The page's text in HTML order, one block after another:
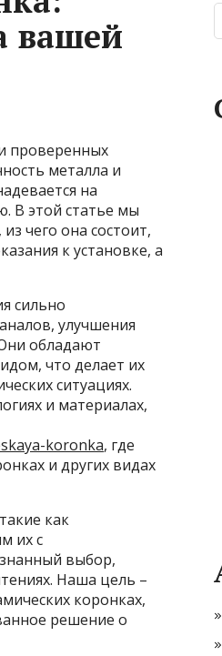
вашей
проверенных
металла и
на
В этой статье мы
чего она состоит,
к установке, а
сильно
улучшения
обладают
что делает их
ситуациях.
и материалах,
koronka, где
и других видах
как
их с
выбор,
Наша цель –
коронках,
решение о